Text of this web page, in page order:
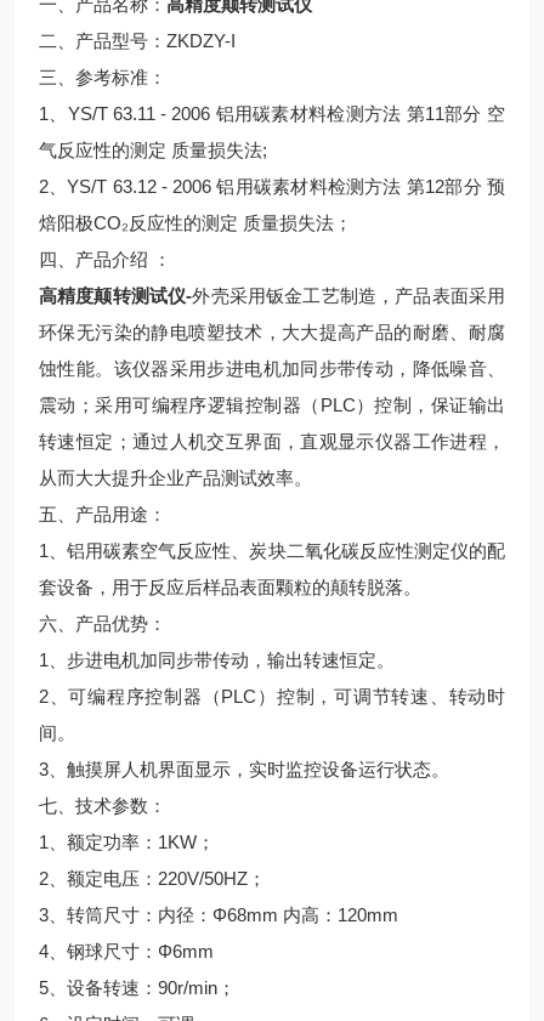
一、产品名称： 高精度颠转测试仪
二、产品型号：ZKDZY-I
三、参考标准：
1、YS/T 63.11 - 2006 铝用碳素材料检测方法 第11部分 空
气反应性的测定 质量损失法;
2、YS/T 63.12 - 2006 铝用碳素材料检测方法 第12部分 预
焙阳极CO₂反应性的测定 质量损失法；
四、产品介绍 ：
高精度颠转测试仪-外壳采用钣金工艺制造，产品表面采用
环保无污染的静电喷塑技术，大大提高产品的耐磨、耐腐
蚀性能。该仪器采用步进电机加同步带传动，降低噪音、
震动；采用可编程序逻辑控制器（PLC）控制，保证输出
转速恒定；通过人机交互界面，直观显示仪器工作进程，
从而大大提升企业产品测试效率。
五、产品用途：
1、铝用碳素空气反应性、炭块二氧化碳反应性测定仪的配
套设备，用于反应后样品表面颗粒的颠转脱落。
六、产品优势：
1、步进电机加同步带传动，输出转速恒定。
2、可编程序控制器（PLC）控制，可调节转速、转动时
间。
3、触摸屏人机界面显示，实时监控设备运行状态。
七、技术参数：
1、额定功率：1KW；
2、额定电压：220V/50HZ；
3、转筒尺寸：内径：Φ68mm 内高：120mm
4、钢球尺寸：Φ6mm
5、设备转速：90r/min；